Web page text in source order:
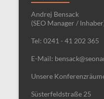
Andrej Bensack
(SEO Manager /
Tel: 0241 - 41 202 365
E-Mail:
Unsere
Süsterfeldstraße 25